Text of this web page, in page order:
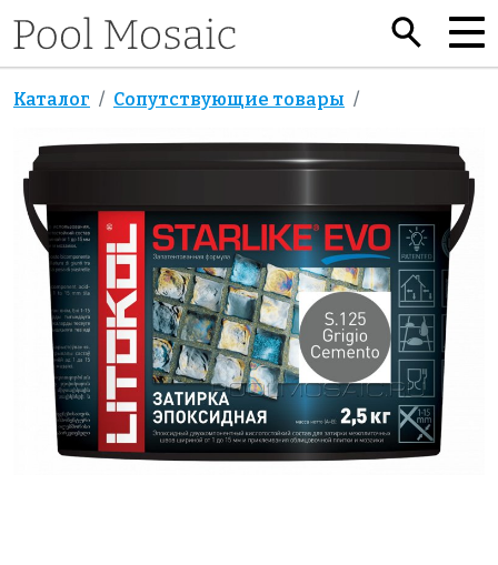
Каталог Сопутствующие товары